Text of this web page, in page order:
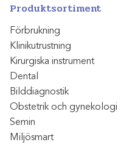
Produktsortiment
Förbrukning
Klinikutrustning
Kirurgiska instrument
Dental
Bilddiagnostik
Obstetrik och gynekologi
Semin
Miljösmart